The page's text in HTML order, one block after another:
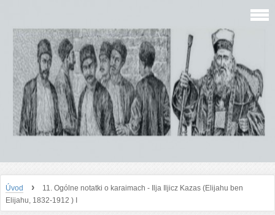
Úvod ›
11. Ogólne notatki o karaimach - Ilja Iljicz Kazas (Elijahu ben
Elijahu, 1832-1912 ) I